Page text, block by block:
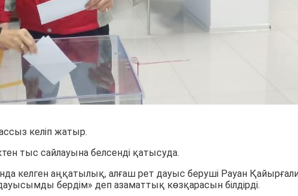
келіп жатыр.
тыс сайлауына белсенді қатысуда.
келген аңқатылық, алғаш рет дауыс беруші Рауан
бердім» деп азаматтық көзқарасын білдірді.